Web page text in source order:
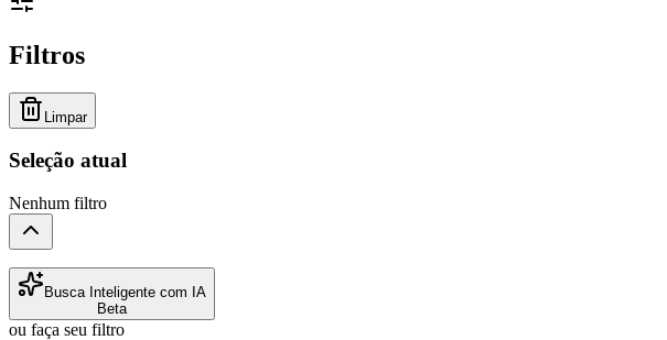
Filtros
Limpar
Seleção atual
Nenhum filtro
Busca Inteligente com IA
Beta
ou faça seu filtro